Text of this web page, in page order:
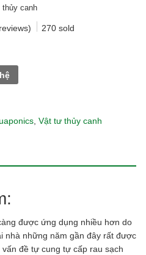
thủy canh
270sold
, Vật tư thủy canh
được ứng dụng nhiều hơn do
nhà những năm gần đây rất được
đề tự cung tự cấp rau sạch